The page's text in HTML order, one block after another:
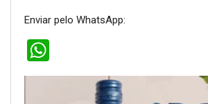
Enviar pelo WhatsApp: